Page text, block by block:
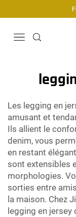
Les legging en
amusant et
Ils allient le
denim, vous
en restant
sont extensibles
morphologies.
sorties entre
la maison. Chez
legging en